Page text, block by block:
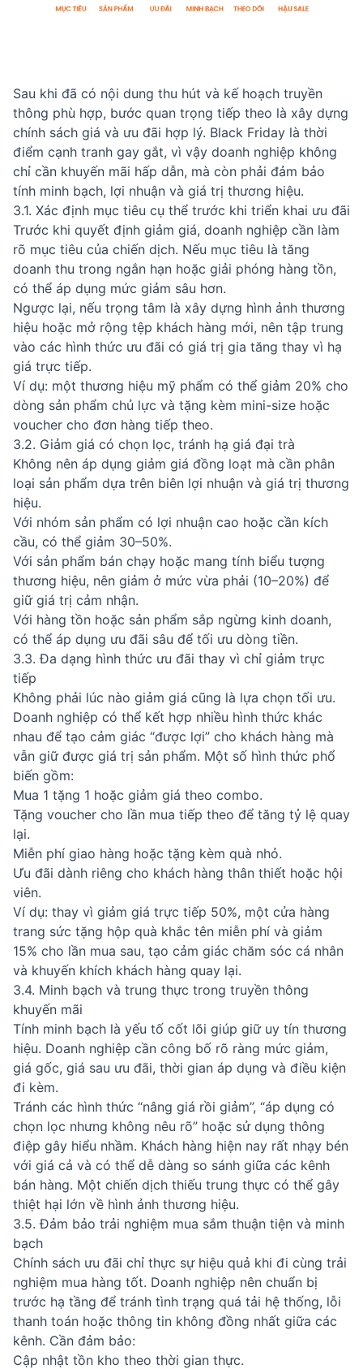
Sau khi đã có nội dung thu hút và kế hoạch truyền
thông phù hợp, bước quan trọng tiếp theo là xây dựng
chính sách giá và ưu đãi hợp lý. Black Friday là thời
điểm cạnh tranh gay gắt, vì vậy doanh nghiệp không
chỉ cần khuyến mãi hấp dẫn, mà còn phải đảm bảo
tính minh bạch, lợi nhuận và giá trị thương hiệu.
3.1. Xác định mục tiêu cụ thể trước khi triển khai ưu đãi
Trước khi quyết định giảm giá, doanh nghiệp cần làm
rõ mục tiêu của chiến dịch. Nếu mục tiêu là tăng
doanh thu trong ngắn hạn hoặc giải phóng hàng tồn,
có thể áp dụng mức giảm sâu hơn.
Ngược lại, nếu trọng tâm là xây dựng hình ảnh thương
hiệu hoặc mở rộng tệp khách hàng mới, nên tập trung
vào các hình thức ưu đãi có giá trị gia tăng thay vì hạ
giá trực tiếp.
Ví dụ: một thương hiệu mỹ phẩm có thể giảm 20% cho
dòng sản phẩm chủ lực và tặng kèm mini-size hoặc
voucher cho đơn hàng tiếp theo.
3.2. Giảm giá có chọn lọc, tránh hạ giá đại trà
Không nên áp dụng giảm giá đồng loạt mà cần phân
loại sản phẩm dựa trên biên lợi nhuận và giá trị thương
hiệu.
Với nhóm sản phẩm có lợi nhuận cao hoặc cần kích
cầu, có thể giảm 30–50%.
Với sản phẩm bán chạy hoặc mang tính biểu tượng
thương hiệu, nên giảm ở mức vừa phải (10–20%) để
giữ giá trị cảm nhận.
Với hàng tồn hoặc sản phẩm sắp ngừng kinh doanh,
có thể áp dụng ưu đãi sâu để tối ưu dòng tiền.
3.3. Đa dạng hình thức ưu đãi thay vì chỉ giảm trực
tiếp
Không phải lúc nào giảm giá cũng là lựa chọn tối ưu.
Doanh nghiệp có thể kết hợp nhiều hình thức khác
nhau để tạo cảm giác “được lợi” cho khách hàng mà
vẫn giữ được giá trị sản phẩm. Một số hình thức phổ
biến gồm:
Mua 1 tặng 1 hoặc giảm giá theo combo.
Tặng voucher cho lần mua tiếp theo để tăng tỷ lệ quay
lại.
Miễn phí giao hàng hoặc tặng kèm quà nhỏ.
Ưu đãi dành riêng cho khách hàng thân thiết hoặc hội
viên.
Ví dụ: thay vì giảm giá trực tiếp 50%, một cửa hàng
trang sức tặng hộp quà khắc tên miễn phí và giảm
15% cho lần mua sau, tạo cảm giác chăm sóc cá nhân
và khuyến khích khách hàng quay lại.
3.4. Minh bạch và trung thực trong truyền thông
khuyến mãi
Tính minh bạch là yếu tố cốt lõi giúp giữ uy tín thương
hiệu. Doanh nghiệp cần công bố rõ ràng mức giảm,
giá gốc, giá sau ưu đãi, thời gian áp dụng và điều kiện
đi kèm.
Tránh các hình thức “nâng giá rồi giảm”, “áp dụng có
chọn lọc nhưng không nêu rõ” hoặc sử dụng thông
điệp gây hiểu nhầm. Khách hàng hiện nay rất nhạy bén
với giá cả và có thể dễ dàng so sánh giữa các kênh
bán hàng. Một chiến dịch thiếu trung thực có thể gây
thiệt hại lớn về hình ảnh thương hiệu.
3.5. Đảm bảo trải nghiệm mua sắm thuận tiện và minh
bạch
Chính sách ưu đãi chỉ thực sự hiệu quả khi đi cùng trải
nghiệm mua hàng tốt. Doanh nghiệp nên chuẩn bị
trước hạ tầng để tránh tình trạng quá tải hệ thống, lỗi
thanh toán hoặc thông tin không đồng nhất giữa các
kênh. Cần đảm bảo:
Cập nhật tồn kho theo thời gian thực.